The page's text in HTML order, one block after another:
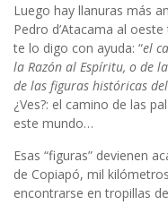
Luego hay llanuras más
Pedro d’Atacama al
te lo digo con ayuda: “el
la Razón al Espíritu, o de
de las figuras históricas
¿Ves?: el camino de las
este mundo…
Esas “figuras” devienen
de Copiapó, mil
encontrarse en tropillas